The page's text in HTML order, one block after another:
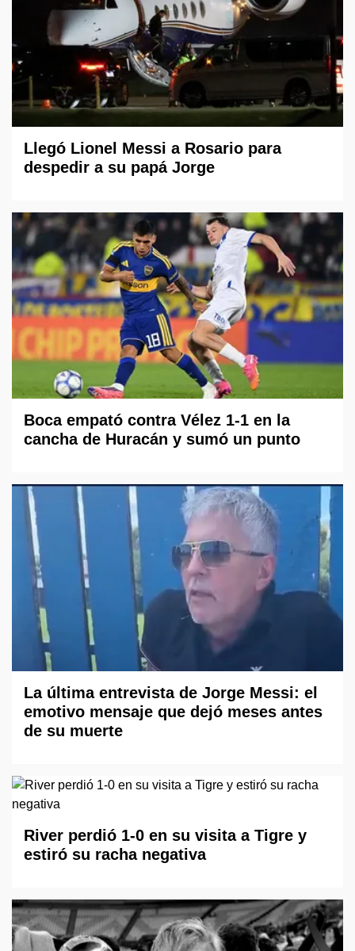
Llegó Lionel Messi a Rosario para
despedir a su papá Jorge
Boca empató contra Vélez 1-1 en la
cancha de Huracán y sumó un punto
La última entrevista de Jorge Messi: el
emotivo mensaje que dejó meses antes
de su muerte
River perdió 1-0 en su visita a Tigre y
estiró su racha negativa